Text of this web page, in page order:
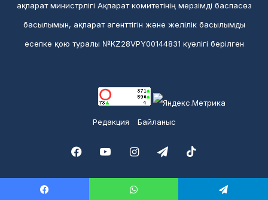
ақпарат министрлігі Ақпарат комитетінің мерзімді баспасөз
басылымын, ақпарат агенттігін және желілік басылымды
есепке қою туралы №KZ28VPY00144831 куәлігі берілген
Редакция Байланыс
FacebookYouTubeInstagramTelegram